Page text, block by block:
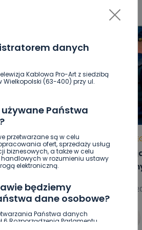
danych
Kablowa Pro-Art z siedzibą
Wielkopolski (63-400) przy ul.
Państwa
przetwarzane są w celu
ofert, sprzedaży usług
biznesowych, a także w celu
w rozumieniu ustawy
elektroniczną.
będziemy
dane osobowe?
Państwa danych
6 Rozporządzenia Parlamentu
wakacji
0